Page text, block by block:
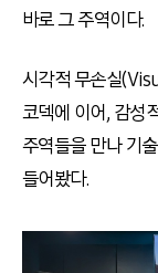
바로 그 주역이다.
시각적 무손실
코덱에 이어, 감성
주역들을 만나 기
들어봤다.